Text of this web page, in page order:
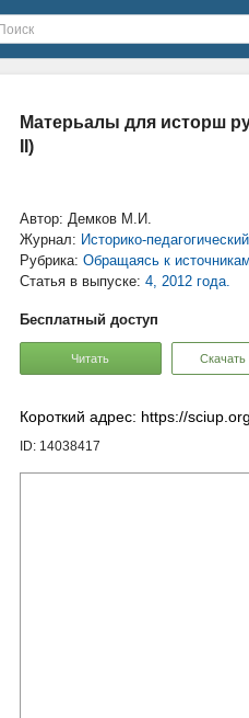
Матерьалы для исторш
II)
Автор: Демков М.И.
Журнал: Историко-
Рубрика: Обращаясь к
Статья в выпуске: 4, 2012 года.
Бесплатный доступ
Читать Скачать
Короткий адрес: https://
ID: 14038417